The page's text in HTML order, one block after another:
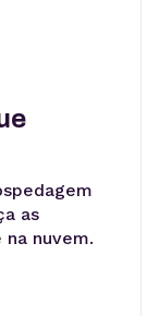
as
nuvem.